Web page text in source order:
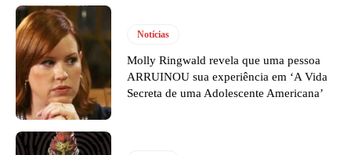
Notícias
Molly Ringwald revela que uma pessoa
ARRUINOU sua experiência em ‘A Vida
Secreta de uma Adolescente Americana’